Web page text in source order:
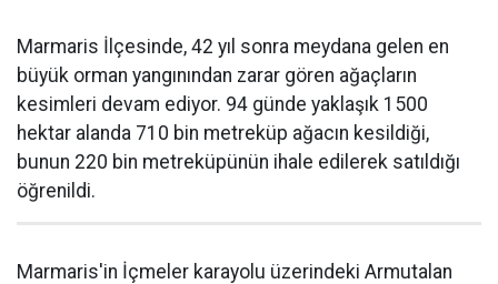
Marmaris İlçesinde, 42 yıl sonra meydana gelen en
büyük orman yangınından zarar gören ağaçların
kesimleri devam ediyor. 94 günde yaklaşık 1500
hektar alanda 710 bin metreküp ağacın kesildiği,
bunun 220 bin metreküpünün ihale edilerek satıldığı
öğrenildi.
Marmaris'in İçmeler karayolu üzerindeki Armutalan